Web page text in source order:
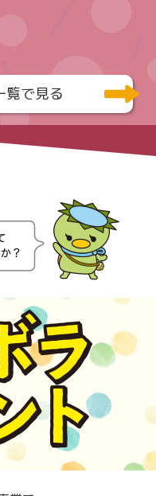
覧で見る